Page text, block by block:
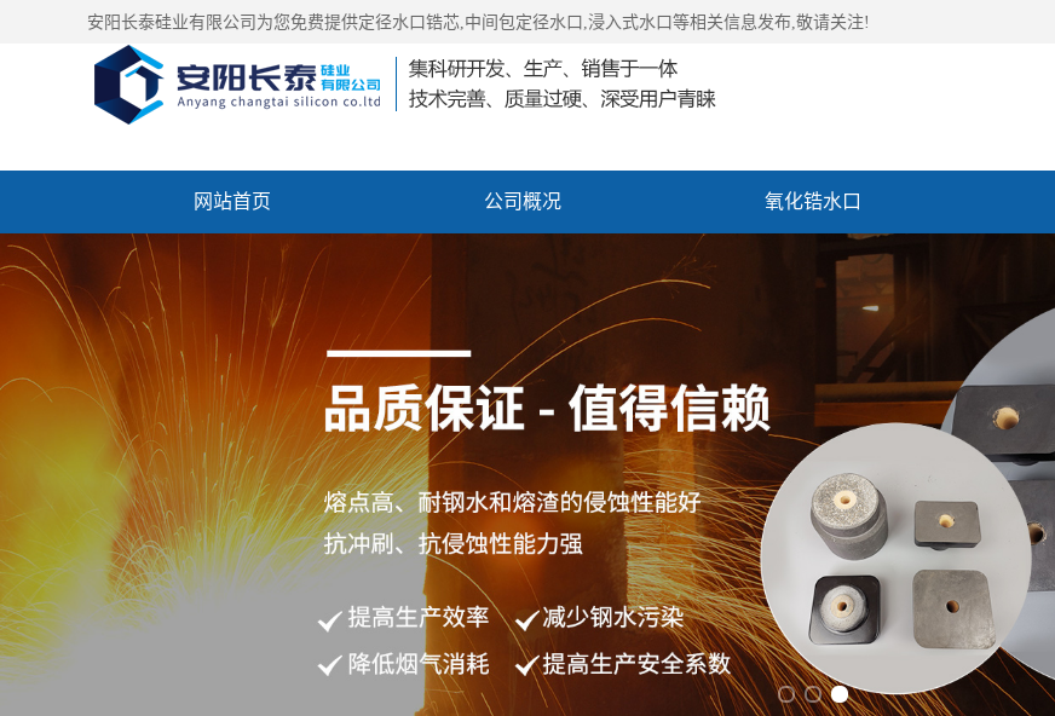
安阳长泰硅业有限公司为您免费提供定径水口锆芯,中间包定径水口,浸入式水口等相关信息发布,敬请关注!
网站首页 公司概况 氧化锆水口
产品中心 联系我们